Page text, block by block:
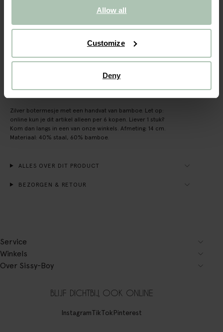
Allow all
Customize
Deny
Gratis verzending naar winkel
Achteraf betalen
OMSCHRIJVING
Zilver botermesje met een handvat van bamboe. Let op:
online kun je dit artikel alleen per 6 kopen. Liever 1 stuk?
Kom dan langs in een van onze winkels. Afmeting: 14 cm.
Materiaal: 40% staal, 60% bamboe.
ALLES OVER DIT PRODUCT
BEZORGEN & RETOUR
Service
Winkels
Over Sissy-Boy
BLIJF DICHTBIJ, OOK ONLINE
InstagramTikTokPinterest